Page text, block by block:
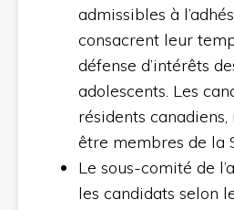
admissibles à
consacrent leur
défense d’intérêts
adolescents. Les
résidents canadiens,
être membres de la
Le sous-comité de
les candidats selon